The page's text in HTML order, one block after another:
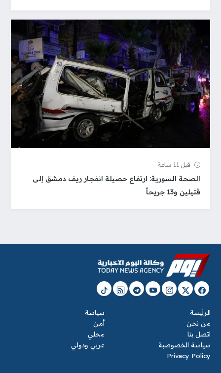
قبل 11 ساعة
الصحة السورية: ارتفاع حصيلة انفجار ريف دمشق إلى
قتيلين و13 جريحاً
الرئيسة
من نحن
اتصل بنا
سياسة الخصوصية
Privacy Policy
سياسة
أمن
محلي
عربي ودولي